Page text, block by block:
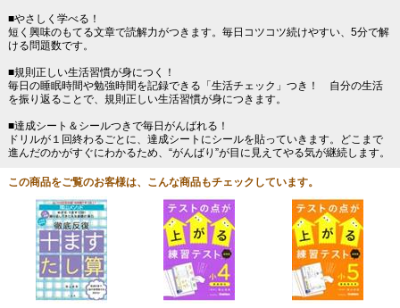
■やさしく学べる！
短く興味のもてる文章で読解力がつきます。毎日コツコツ続けやすい、5分で解
ける問題数です。
■規則正しい生活習慣が身につく！
毎日の睡眠時間や勉強時間を記録できる「生活チェック」つき！ 自分の生活
を振り返ることで、規則正しい生活習慣が身につきます。
■達成シート＆シールつきで毎日がんばれる！
ドリルが１回終わるごとに、達成シートにシールを貼っていきます。どこまで
進んだのかがすぐにわかるため、“がんばり”が目に見えてやる気が継続します。
この商品をご覧のお客様は、こんな商品もチェックしています。